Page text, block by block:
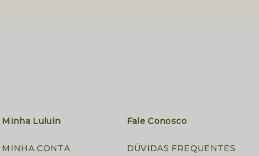
Minha Luluin
MINHA CONTA
Fale Conosco
DÚVIDAS FREQUENTES